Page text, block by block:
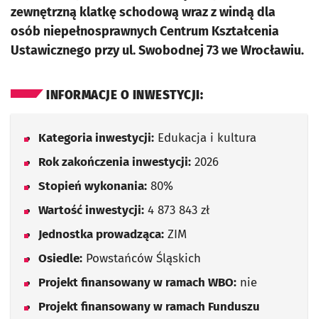
zewnętrzną klatkę schodową wraz z windą dla
osób niepełnosprawnych Centrum Kształcenia
Ustawicznego przy ul. Swobodnej 73 we Wrocławiu.
INFORMACJE O INWESTYCJI:
Kategoria inwestycji: Edukacja i kultura
Rok zakończenia inwestycji: 2026
Stopień wykonania: 80%
Wartość inwestycji: 4 873 843 zł
Jednostka prowadząca: ZIM
Osiedle: Powstańców Śląskich
Projekt finansowany w ramach WBO: nie
Projekt finansowany w ramach Funduszu